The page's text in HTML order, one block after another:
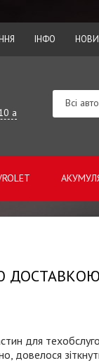
ІНФО
а
Всі авто
для
довелося